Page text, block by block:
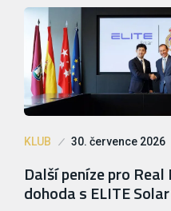
KLUB 30. července 2026
Další peníze pro
dohoda s ELITE Solar